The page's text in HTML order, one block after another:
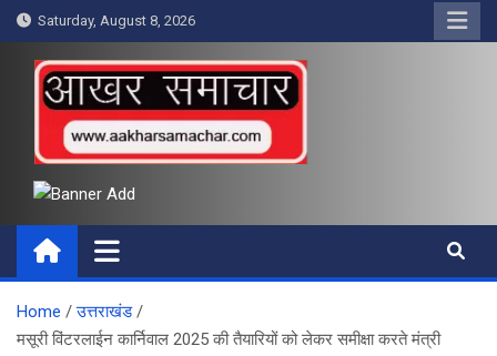
Skip
to
content
Saturday, August 8, 2026
आखर समाचार
Home
उत्तराखंड
मसूरी विंटरलाईन कार्निवाल 2025 की तैयारियों को लेकर समीक्षा करते मंत्री